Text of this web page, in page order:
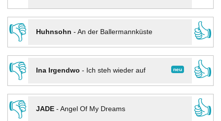
👎
Huhnsohn - An der Ballermannküste
👍
👎
neu
Ina Irgendwo - Ich steh wieder auf
👍
👎
JADE- Angel Of My Dreams
👍